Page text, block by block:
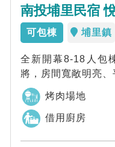
南投埔里民宿
可包棟 埔里鎮
全新開幕8-18人包
將，房間寬敞明亮、
烤肉場地
借用廚房